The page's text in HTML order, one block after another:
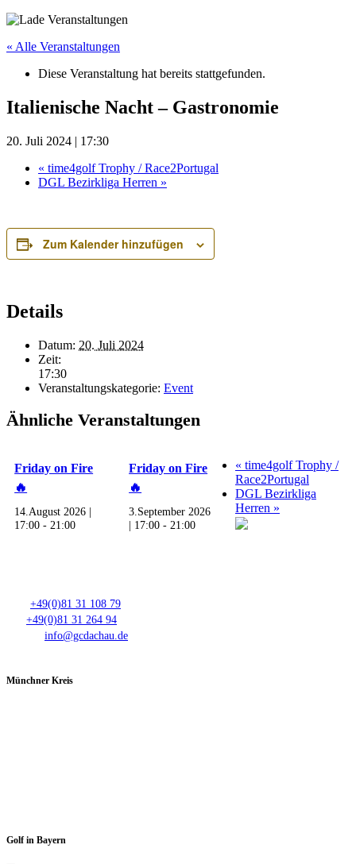
« Alle Veranstaltungen
Diese Veranstaltung hat bereits stattgefunden.
Italienische Nacht – Gastronomie
20. Juli 2024 | 17:30
« time4golf Trophy / Race2Portugal
DGL Bezirkliga Herren »
Zum Kalender hinzufügen
Details
Datum: 20. Juli 2024
Zeit:
17:30
Veranstaltungskategorie: Event
Ähnliche Veranstaltungen
Friday on Fire
🔥
14.August 2026 |
17:00 - 21:00
Friday on Fire
🔥
3.September 2026
| 17:00 - 21:00
« time4golf Trophy /
Race2Portugal
DGL Bezirkliga
Herren »
+49(0)81 31 108 79
+49(0)81 31 264 94
info@gcdachau.de
Münchner Kreis
Golf in Bayern